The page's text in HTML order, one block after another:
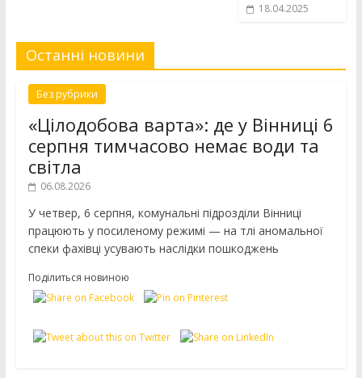
18.04.2025
Останні новини
Без рубрики
«Цілодобова варта»: де у Вінниці 6
серпня тимчасово немає води та
світла
06.08.2026
У четвер, 6 серпня, комунальні підрозділи Вінниці
працюють у посиленому режимі — на тлі аномальної
спеки фахівці усувають наслідки пошкоджень
Поділиться новиною